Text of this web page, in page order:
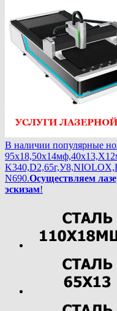
В наличии популярные
N690.Осуществляем
эскизам!